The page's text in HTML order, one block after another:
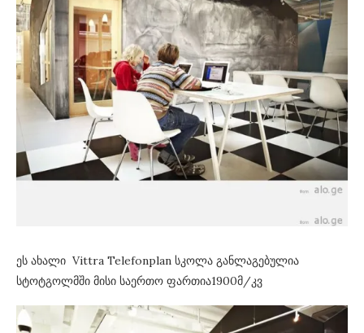
ეს ახალი Vittra Telefonplan სკოლა განლაგებულია
სტოტგოლმში მისი საერთო ფართია1900მ/კვ